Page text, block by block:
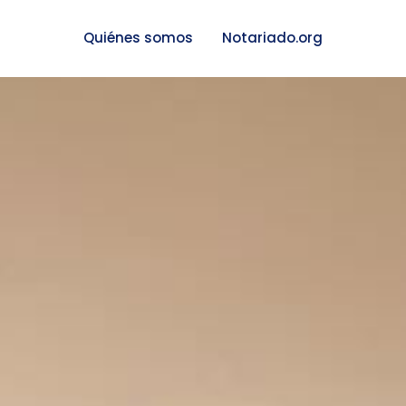
Quiénes somos Notariado.org